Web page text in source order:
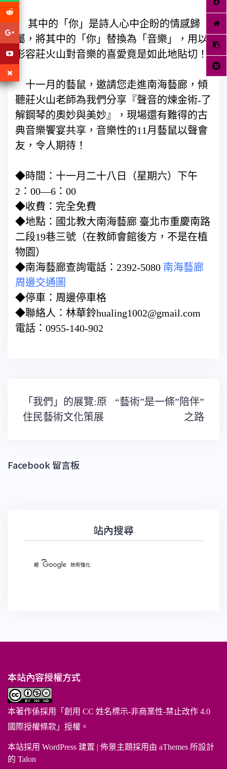
其中的「你」是詩人心中企盼的情感歸
屬，將其中的「你」替換為「音樂」，用以
形容莊火山對音樂的喜愛竟是如此地貼切！
十一月的藝鼠，邀請您走進南海藝廊，傾
聽莊火山老師為我們分享『聲音的煉金術-了
解鋼琴的奧妙與美妙』，現場還有難得的古
典音樂饗宴共享，音樂性的11月藝鼠以聲會
友，令人期待！
◆時間：十一月二十八日（星期六）下午
2：00—6：00
◆收費：完全免費
◆地點：國北教大南海藝廊 臺北市重慶南路
二段19巷三號（在教師會館後方，不是在植
物園）
◆南海藝廊查詢電話：2392-5080 南海藝廊
周邊交通圖
◆停車：周邊停車格
◆聯絡人：林華鈴hualing1002@gmail.com
電話：0955-140-902
文
章
導
「我們」的展覽:原
住民藝術文化策展
“藝術”是一條”陪伴”
之路
Facebook 留言板
站內搜尋
本站內容授權方式
本著作係採用「 創用 CC 姓名標示-非商業性-禁止改作 4.0
國際授權條款 」授權。
本站採用 WordPress 建置 | 佈景主題採用由 aThemes 所設計
的 Talon